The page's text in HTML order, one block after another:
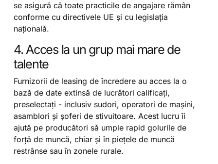
se asigură că toate practicile de angajare rămân
conforme cu directivele UE și cu legislația
națională.
4. Acces la un grup mai mare de
talente
Furnizorii de leasing de încredere au acces la o
bază de date extinsă de lucrători calificați,
preselectați - inclusiv sudori, operatori de mașini,
asamblori și șoferi de stivuitoare. Acest lucru îi
ajută pe producători să umple rapid golurile de
forță de muncă, chiar și în piețele de muncă
restrânse sau în zonele rurale.